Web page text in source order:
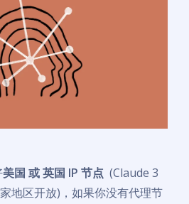
美国 或 英国 IP 节点 (Claude 3
地区开放)，如果你没有代理节